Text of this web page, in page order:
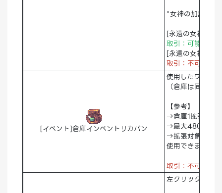
"女神の加護が宿
[永遠の女神カー
取引：可能 破
[永遠の女神カー
取引：不可
[イベント]倉庫インベントリカバン
使用したワール
（倉庫は同ワー
【参考】
→倉庫1拡張完了
→最大480スロ
→拡張対象のイ
使用できません
取引：不可
左クリックで